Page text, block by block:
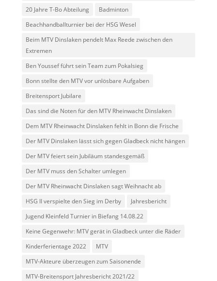
20 Jahre T-Bo Abteilung
Badminton
Beachhandballturnier bei der HSG Wesel
Beim MTV Dinslaken pendelt Max Reede zwischen den
Extremen
Ben Youssef führt sein Team zum Pokalsieg
Bonn stellte den MTV vor unlösbare Aufgaben
Breitensport Jubilare
Das sind die Noten für den MTV Rheinwacht Dinslaken
Dem MTV Rheinwacht Dinslaken fehlt in Bonn die Frische
Der MTV Dinslaken lässt sich gegen Gladbeck nicht hängen
Der MTV feiert sein Jubiläum standesgemäß
Der MTV muss den Schalter umlegen
Der MTV Rheinwacht Dinslaken sagt Weihnacht ab
HSG II verspielte den Sieg im Derby
Jahresbericht
Jugend Kleinfeld Turnier in Biefang 14.08.22
Keine Gegenwehr: MTV gerät in Gladbeck unter die Räder
Kinderferientage 2022
MTV
MTV-Akteure überzeugen zum Saisonende
MTV-Breitensport Jahresbericht 2021/22